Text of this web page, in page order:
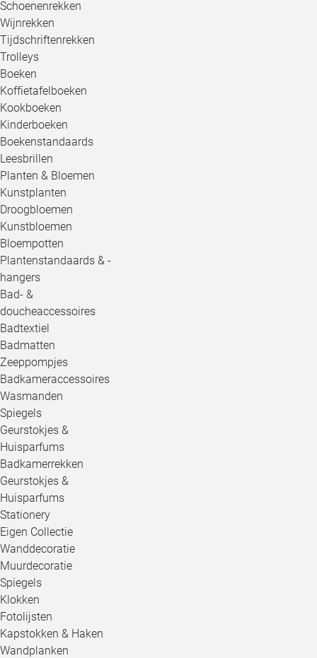
Schoenenrekken
Wijnrekken
Tijdschriftenrekken
Trolleys
Boeken
Koffietafelboeken
Kookboeken
Kinderboeken
Boekenstandaards
Leesbrillen
Planten & Bloemen
Kunstplanten
Droogbloemen
Kunstbloemen
Bloempotten
Plantenstandaards & -
hangers
Bad- &
doucheaccessoires
Badtextiel
Badmatten
Zeeppompjes
Badkameraccessoires
Wasmanden
Spiegels
Geurstokjes &
Huisparfums
Badkamerrekken
Geurstokjes &
Huisparfums
Stationery
Eigen Collectie
Wanddecoratie
Muurdecoratie
Spiegels
Klokken
Fotolijsten
Kapstokken & Haken
Wandplanken